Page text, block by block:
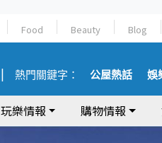
Food Beauty Blog
熱門關鍵字： 公屋熱話 娛
玩樂情報 購物情報